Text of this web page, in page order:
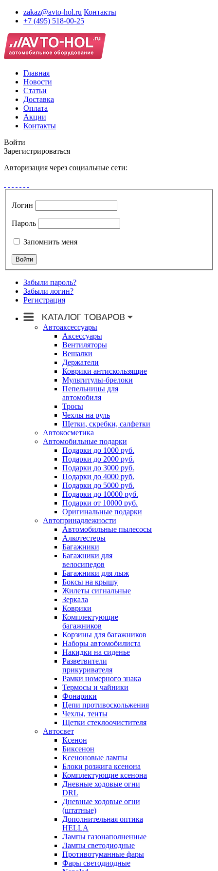
zakaz@avto-hol.ru Контакты
+7 (495) 518-00-25
Главная
Новости
Статьи
Доставка
Оплата
Акции
Контакты
Войти
Зарегистрироваться
Авторизация через социальные сети:
Логин
Пароль
Запомнить меня
Забыли пароль?
Забыли логин?
Регистрация
Автоаксессуары
Аксессуары
Вентиляторы
Вешалки
Держатели
Коврики антискользящие
Мультитулы-брелоки
Пепельницы для
автомобиля
Тросы
Чехлы на руль
Щетки, скребки, салфетки
Автокосметика
Автомобильные подарки
Подарки до 1000 руб.
Подарки до 2000 руб.
Подарки до 3000 руб.
Подарки до 4000 руб.
Подарки до 5000 руб.
Подарки до 10000 руб.
Подарки от 10000 руб.
Оригинальные подарки
Автопринадлежности
Автомобильные пылесосы
Алкотестеры
Багажники
Багажники для
велосипедов
Багажники для лыж
Боксы на крышу
Жилеты сигнальные
Зеркала
Коврики
Комплектующие
багажников
Корзины для багажников
Наборы автомобилиста
Накидки на сиденье
Разветвители
прикуривателя
Рамки номерного знака
Термосы и чайники
Фонарики
Цепи противоскольжения
Чехлы, тенты
Щетки стеклоочистителя
Автосвет
Ксенон
Биксенон
Ксеноновые лампы
Блоки розжига ксенона
Комплектующие ксенона
Дневные ходовые огни
DRL
Дневные ходовые огни
(штатные)
Дополнительная оптика
HELLA
Лампы газонаполненные
Лампы светодиодные
Противотуманные фары
Фары светодиодные